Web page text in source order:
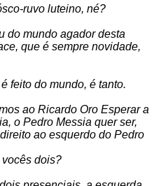
ruvo luteino, né?
do mundo agador desta
que é sempre novidade,
feito do mundo, é tanto.
ao Ricardo Oro Esperar a
o Pedro Messia quer ser,
ao esquerdo do Pedro
vocês dois?